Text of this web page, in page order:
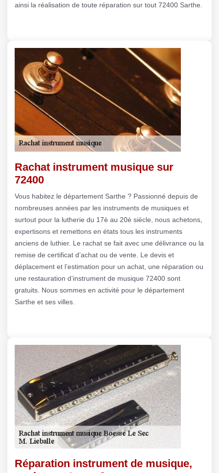
ainsi la réalisation de toute réparation sur tout 72400 Sarthe.
Rachat instrument musique sur
72400
Vous habitez le département Sarthe ? Passionné depuis de
nombreuses années par les instruments de musiques et
surtout pour la lutherie du 17è au 20è siècle, nous achetons,
expertisons et remettons en états tous les instruments
anciens de luthier. Le rachat se fait avec une délivrance ou la
remise de certificat d’achat ou de vente. Le devis et
déplacement et l’estimation pour un achat, une réparation ou
une restauration d’instrument de musique 72400 sont
gratuits. Nous sommes en activité pour le département
Sarthe et ses villes.
Réparation instrument de musique,